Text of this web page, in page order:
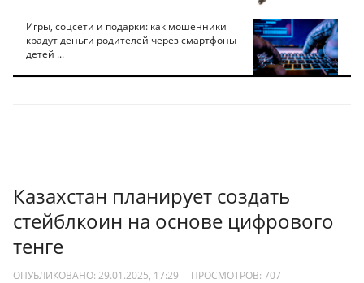
Игры, соцсети и подарки: как мошенники
крадут деньги родителей через смартфоны
детей ...
Казахстан планирует создать
стейблкоин на основе цифрового
тенге
ОПУБЛИКОВАНО: 29.01.2025, 17:29 ПРОСМОТРОВ: 707